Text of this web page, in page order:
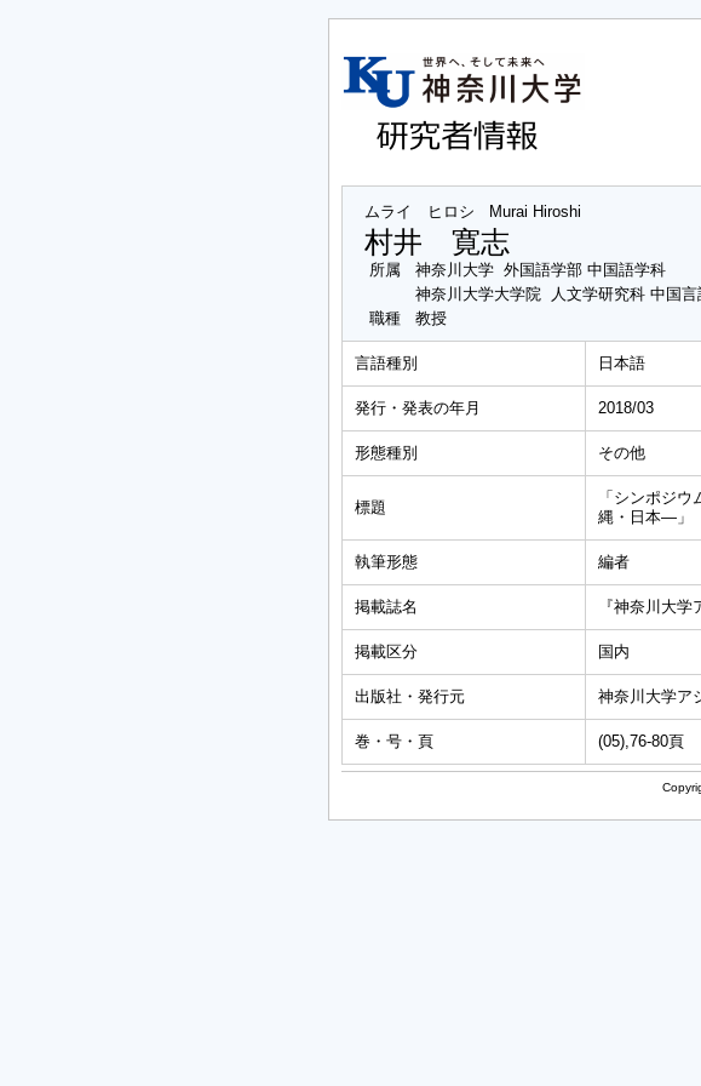
ムライ ヒロシ Murai Hiroshi
村井 寛志
所属
神奈川大学 外国語学部 中国語学科
神奈川大学大学院 人文学研究科 中国言
職種
教授
言語種別 日本語
発行・発表の年月 2018/03
形態種別 その他
標題
「シンポジ
縄・日本―」
執筆形態 編者
掲載誌名 『神奈川大学
掲載区分 国内
出版社・発行元 神奈川大学ア
巻・号・頁 (05),76-80頁